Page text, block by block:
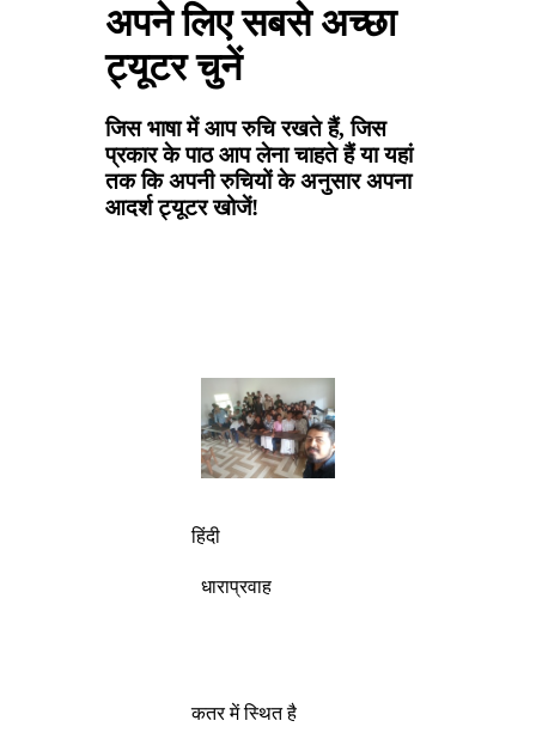
अपने लिए सबसे अच्छा
ट्यूटर चुनें
जिस भाषा में आप रुचि रखते हैं, जिस
प्रकार के पाठ आप लेना चाहते हैं या यहां
तक कि अपनी रुचियों के अनुसार अपना
आदर्श ट्यूटर खोजें!
हिंदी
धाराप्रवाह
कतर में स्थित है